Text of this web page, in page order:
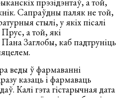
прэзідэнтаў, а той,
Сапраўдны паляк не той,
стылі, у якіх пісалі
а той, які
Заглобы, каб падтруніць
веды ў фармаванні
казаць і фармаваць
Калі гэта гістарычная дата